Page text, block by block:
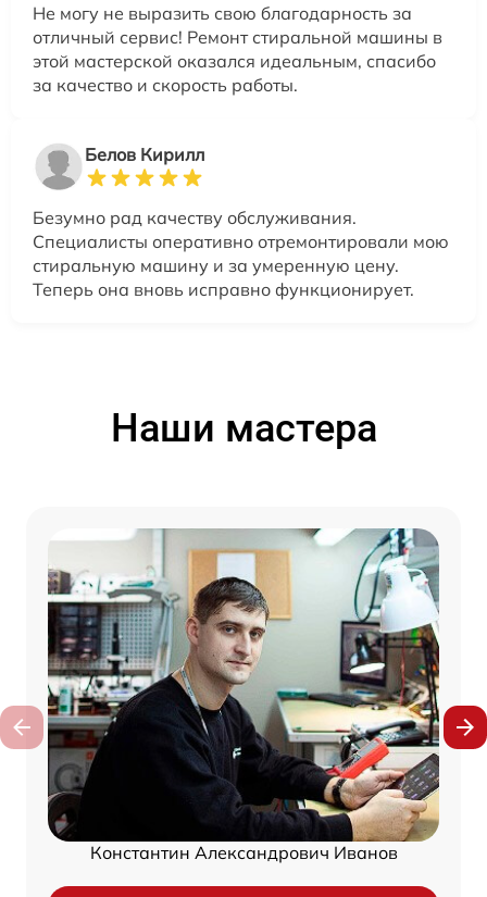
Не могу не выразить свою благодарность за
отличный сервис! Ремонт стиральной машины в
этой мастерской оказался идеальным, спасибо
за качество и скорость работы.
Белов Кирилл
Безумно рад качеству обслуживания.
Специалисты оперативно отремонтировали мою
стиральную машину и за умеренную цену.
Теперь она вновь исправно функционирует.
Наши мастера
Константин Александрович Иванов